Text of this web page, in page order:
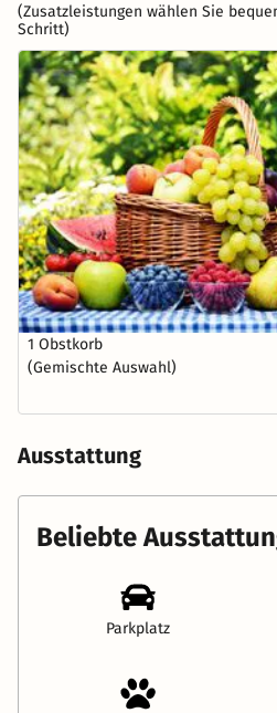
(Zusatzleistungen wählen Sie
Schritt)
1 Obstkorb
(Gemischte Auswahl)
Ausstattung
Beliebte
Parkplatz